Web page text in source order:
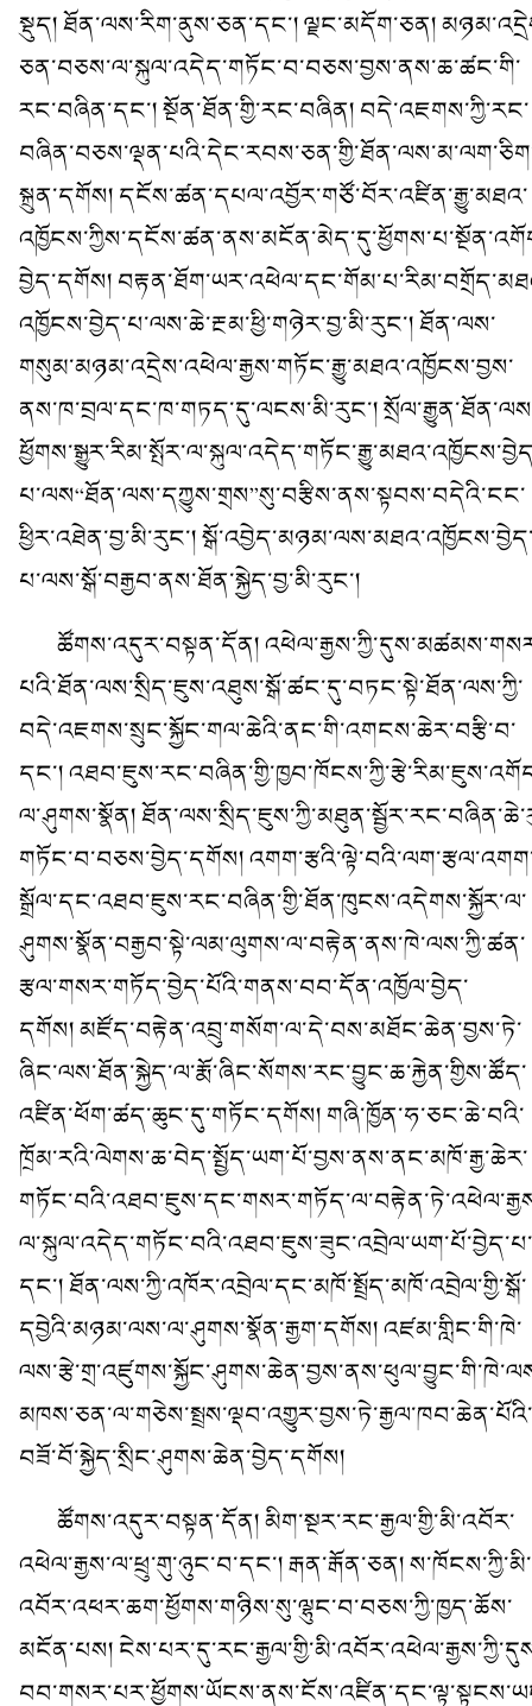
སྡུད། ཐོན་ལས་རིག་ནུས་ཅན་དང་། ལྗང་མདོག་ཅན།
ཅན་བཅས་ལ་སྐུལ་འདེད་གཏོང་བ་བཅས་བྱས་ནས་ཆ་ཚང་གི་
རང་བཞིན་དང་། སྔོན་ཐོན་གྱི་རང་བཞིན། བདེ་འཇགས་ཀྱི་རང་
སྐྲུན་དགོས། དངོས་ཚན་དཔལ་འབྱོར་གཙོ་བོར་འཛིན་རྒྱུ་མཐའ་
བྱེད་དགོས།
འཁྱོངས་བྱེད་པ་ལས་ཆེ་རྔམ་ཕྱི་གཉེར་བྱ་མི་རུང་། ཐོན་ལས་
གསུམ་མཉམ་འདྲེས་འཕེལ་རྒྱས་གཏོང་རྒྱུ་མཐའ་འཁྱོངས་བྱས་
ནས་ཁ་བྲལ་དང་ཁ་གཏད་དུ་ལངས་མི་རུང་།
པ་ལས“ཐོན་ལས་དཀྱུས་གྲས”སུ་བརྩིས་ནས་སྟབས་བདེའི་ངང་
ཕྱིར་འཐེན་བྱ་མི་རུང་།
པ་ལས་སྒོ་བརྒྱབ་ནས་ཐོན་སྐྱེད་བྱ་མི་རུང་།
ཚོགས་འདུར་བསྟན་དོན།
པའི་ཐོན་ལས་སྲིད་ཇུས་འཐུས་སྒོ་ཚང་དུ་བཏང་སྟེ་ཐོན་ལས་ཀྱི་
བདེ་འཇགས་སྲུང་སྐྱོང་གལ་ཆེའི་ནང་གི་འགངས་ཆེར་བརྩི་བ་
དང་།
ལ་ཤུགས་སྣོན།
གཏོང་བ་བཅས་བྱེད་དགོས།
སྒྲོལ་དང་འཐབ་ཇུས་རང་བཞིན་གྱི་ཐོན་ཁུངས་འདེགས་སྐྱོར་ལ་
ཤུགས་སྣོན་བརྒྱབ་སྟེ་ལམ་ལུགས་ལ་བརྟེན་ནས་ཁེ་ལས་ཀྱི་ཚན་
རྩལ་གསར་གཏོད་བྱེད་པོའི་གནས་བབ་དོན་འཁྱོལ་བྱེད་
དགོས། མཛོད་བརྟེན་འབྲུ་གསོག་ལ་དེ་བས་མཐོང་ཆེན་བྱས་ཏེ་
ཞིང་ལས་ཐོན་སྐྱེད་ལ་རྨོ་ཞིང་སོགས་རང་བྱུང་ཆ་རྐྱེན་གྱིས་ཚོད་
འཛིན་ཕོག་ཚད་ཆུང་དུ་གཏོང་དགོས། གཞི་ཁྱོན་ཧ་ཅང་ཆེ་བའི་
ཁྲོམ་རའི་ལེགས་ཆ་བེད་སྤྱོད་ཡག་པོ་བྱས་ནས་ནང་མཁོ་རྒྱ་ཆེར་
ལ་སྐུལ་འདེད་གཏོང་བའི་འཐབ་ཇུས་ཟུང་འབྲེལ་ཡག་པོ་བྱེད་པ་
དང་། ཐོན་ལས་ཀྱི་འཁོར་འབྲེལ་དང་མཁོ་སྤྲོད་མཁོ་འབྲེལ་གྱི་སྒོ་
དབྱེའི་མཉམ་ལས་ལ་ཤུགས་སྣོན་རྒྱག་དགོས། འཛམ་གླིང་གི་ཁེ་
མཁས་ཅན་ལ་གཅེས་སྤྲས་ལྡབ་འགྱུར་བྱས་ཏེ་རྒྱལ་ཁབ་ཆེན་པོའི་
བཟོ་བོ་སྐྱེད་སྲིང་ཤུགས་ཆེན་བྱེད་དགོས།
ཚོགས་འདུར་བསྟན་དོན། མིག་སྔར་རང་རྒྱལ་གྱི་མི་འབོར་
འཕེལ་རྒྱས་ལ་ཕྲུ་གུ་ཉུང་བ་དང་། རྒན་རྒོན་ཅན། ས་ཁོངས་ཀྱི་མི་
འབོར་འཕར་ཆག་ཕྱོགས་གཉིས་སུ་ལྷུང་བ་བཅས་ཀྱི་ཁྱད་ཆོས་
མངོན་པས།